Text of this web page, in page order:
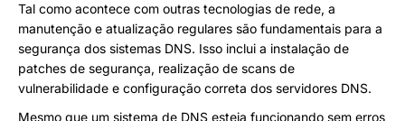
Tal como acontece com outras tecnologias de rede, a
manutenção e atualização regulares são fundamentais para a
segurança dos sistemas DNS. Isso inclui a instalação de
patches de segurança, realização de scans de
vulnerabilidade e configuração correta dos servidores DNS.
Mesmo que um sistema de DNS esteja funcionando sem erros